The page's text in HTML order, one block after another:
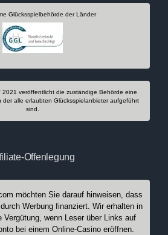
Glücksspielbehörde der Länder
2021 veröffentlicht die zuständige Behörde eine
der alle erlaubten Glücksspielanbieter aufgeführt
sind.
Offenlegung
möchten Sie darauf hinweisen, dass
Werbung finanziert. Wir erhalten in
Vergütung, wenn Leser über Links auf
bei einem Online-Casino eröffnen.